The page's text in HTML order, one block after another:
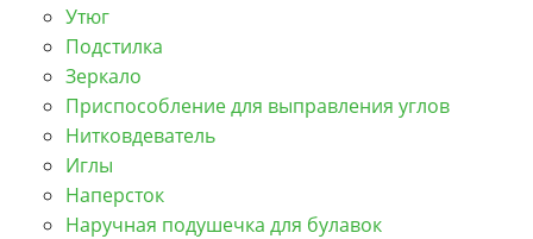
Утюг
Подстилка
Зеркало
Приспособление для выправления углов
Нитковдеватель
Иглы
Наперсток
Наручная подушечка для булавок